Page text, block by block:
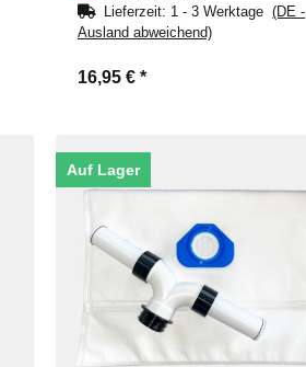
Lieferzeit: 1 - 3 Werktage(DE -
Ausland abweichend)
16,95 € *
Auf Lager